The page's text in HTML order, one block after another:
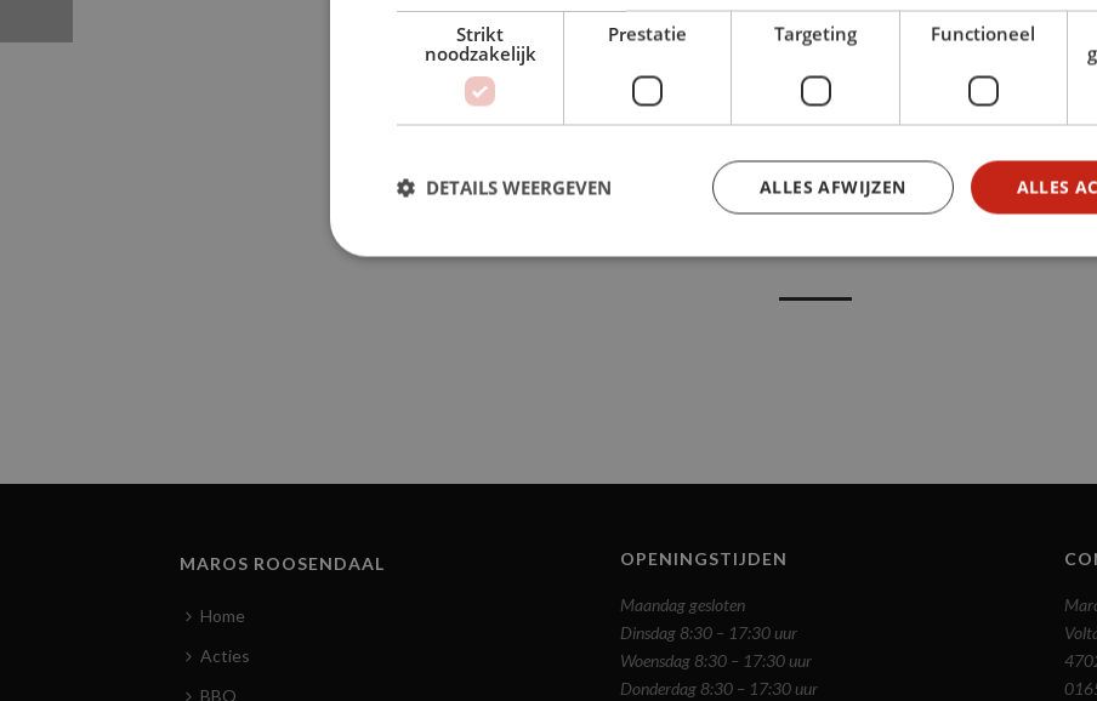
BEKIJK ONZE ACTIES
MAROS ROOSENDAAL
Home
Acties
BBQ
OPENINGSTIJDEN
Maandag gesloten
Dinsdag 8:30 – 17:30 uur
Woensdag 8:30 – 17:30 uur
Donderdag 8:30 – 17:30 uur
Strikt
noodzakelijk
Prestatie Targeting Functioneel
ALLES
ALLES AFWIJZEN
DETAILS WEERGEVEN